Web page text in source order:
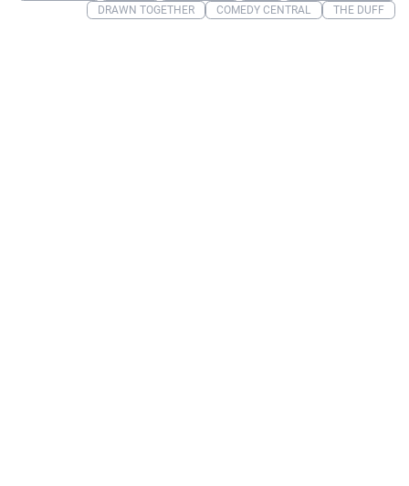
DRAWN TOGETHER
COMEDY CENTRAL THE DUFF